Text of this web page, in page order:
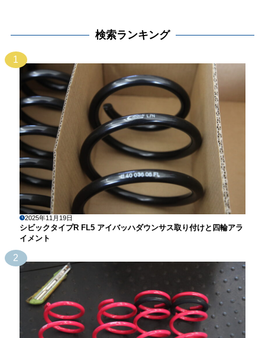
検索ランキング
1
2025年11月19日
シビックタイプR FL5 アイバッハダウンサス取り付けと四輪アラ
イメント
2